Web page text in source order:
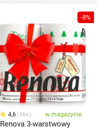
-8%
4,6 56x w magazynie
Renova 3-warstwowy